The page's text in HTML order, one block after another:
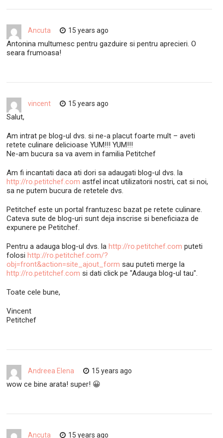
Ancuta 15 years ago
Antonina multumesc pentru gazduire si pentru aprecieri. O
seara frumoasa!
vincent 15 years ago
Salut,
Am intrat pe blog-ul dvs. si ne-a placut foarte mult – aveti
retete culinare delicioase YUM!!! YUM!!!
Ne-am bucura sa va avem in familia Petitchef
Am fi incantati daca ati dori sa adaugati blog-ul dvs. la
http://ro.petitchef.com astfel incat utilizatorii nostri, cat si noi,
sa ne putem bucura de retetele dvs.
Petitchef este un portal frantuzesc bazat pe retete culinare.
Cateva sute de blog-uri sunt deja inscrise si beneficiaza de
expunere pe Petitchef.
Pentru a adauga blog-ul dvs. lahttp://ro.petitchef.com puteti
folosihttp://ro.petitchef.com/?
obj=front&action=site_ajout_form sau puteti merge la
http://ro.petitchef.com si dati click pe "Adauga blog-ul tau".
Toate cele bune,
Vincent
Petitchef
Andreea Elena 15 years ago
wow ce bine arata! super! 😀
Ancuta 15 years ago